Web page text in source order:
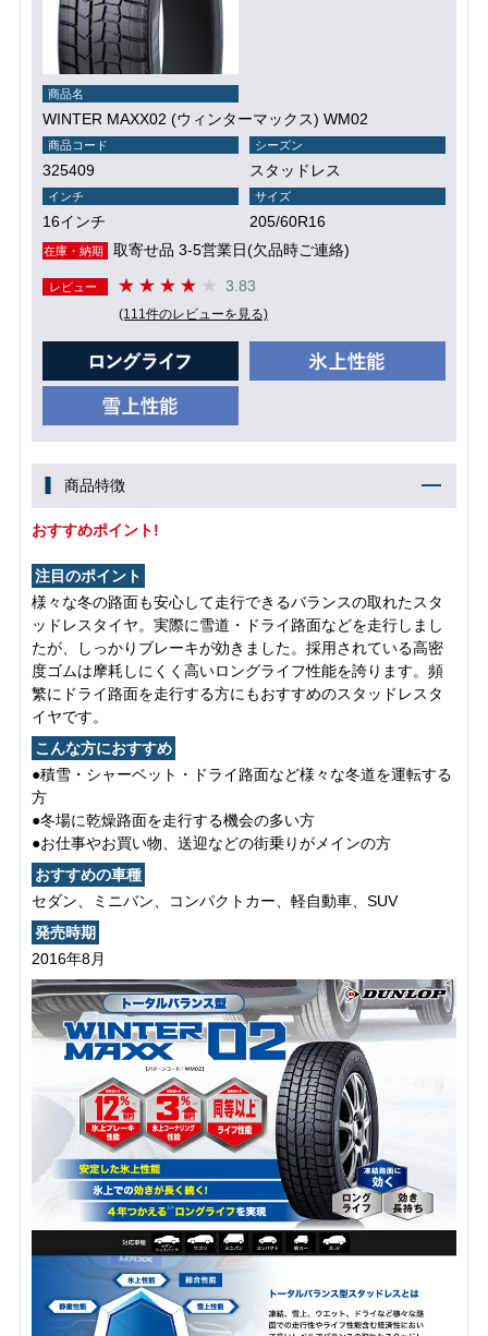
商品名
WINTER MAXX02 (ウィンターマックス) WM02
商品コード
325409
シーズン
スタッドレス
インチ
16インチ
サイズ
205/60R16
在庫・納期 取寄せ品 3-5営業日(欠品時ご連絡)
レビュー 3.83
(111件のレビューを見る)
商品特徴
おすすめポイント!
注目のポイント
様々な冬の路面も安心して走行できるバランスの取れたスタ
ッドレスタイヤ。実際に雪道・ドライ路面などを走行しまし
たが、しっかりブレーキが効きました。採用されている高密
度ゴムは摩耗しにくく高いロングライフ性能を誇ります。頻
繁にドライ路面を走行する方にもおすすめのスタッドレスタ
イヤです。
こんな方におすすめ
●積雪・シャーベット・ドライ路面など様々な冬道を運転する
方
●冬場に乾燥路面を走行する機会の多い方
●お仕事やお買い物、送迎などの街乗りがメインの方
おすすめの車種
セダン、ミニバン、コンパクトカー、軽自動車、SUV
発売時期
2016年8月